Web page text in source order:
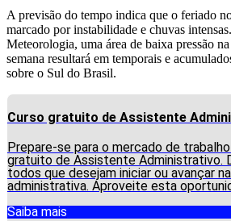
A previsão do tempo indica que o feriado
marcado por instabilidade e chuvas
Meteorologia, uma área de baixa pressão
semana resultará em temporais e
sobre o Sul do Brasil.
Curso gratuito de Assistente
Prepare-se para o mercado de
gratuito de Assistente Administrativo.
todos que desejam iniciar ou avançar
administrativa. Aproveite esta
Saiba mais